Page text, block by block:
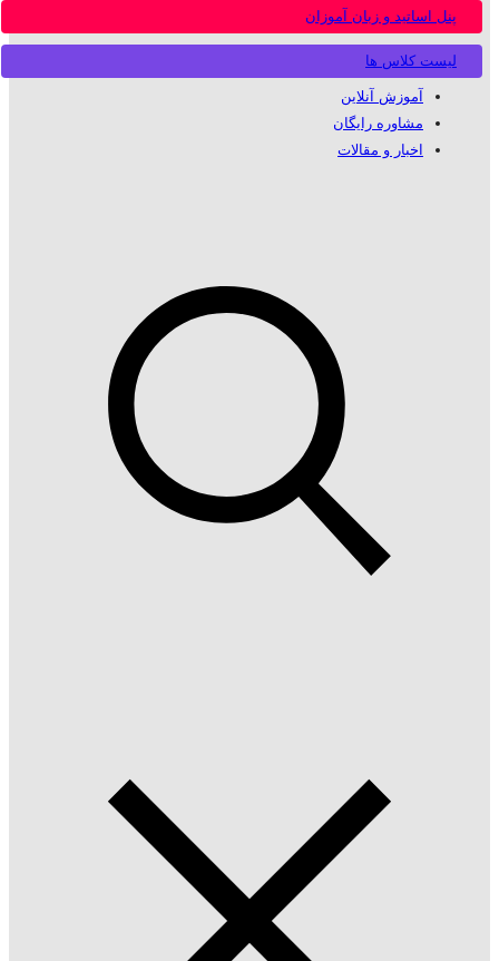
لیست کلاس ها
پنل اساتید و زبان آموزان
آموزش آنلاین
مشاوره رایگان
اخبار و مقالات